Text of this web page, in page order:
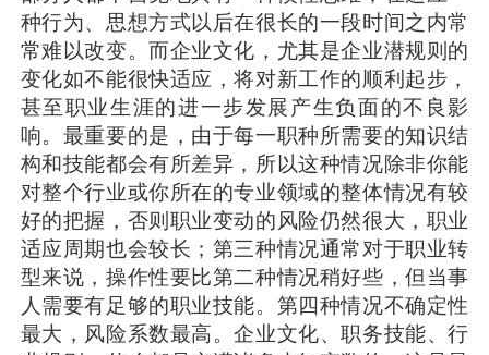
种行为、思想方式以后在很长的一段时间之内常
常难以改变。而企业文化，尤其是企业潜规则的
变化如不能很快适应，将对新工作的顺利起步，
甚至职业生涯的进一步发展产生负面的不良影
响。最重要的是，由于每一职种所需要的知识结
构和技能都会有所差异，所以这种情况除非你能
对整个行业或你所在的专业领域的整体情况有较
好的把握，否则职业变动的风险仍然很大，职业
适应周期也会较长；第三种情况通常对于职业转
型来说，操作性要比第二种情况稍好些，但当事
人需要有足够的职业技能。第四种情况不确定性
最大，风险系数最高。企业文化、职务技能、行